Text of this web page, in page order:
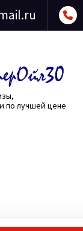
по лучшей цене